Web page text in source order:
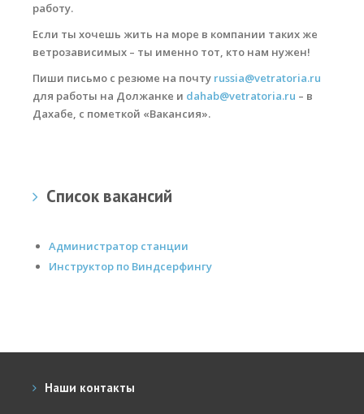
Видео
Места катания
Наши Станции
Ветратория.Египет
Обучение виндсерфингу
работу.
Если ты хочешь жить на море в компании таких же
ветрозависимых – ты именно тот, кто нам нужен!
Пиши письмо с резюме на почту russia@vetratoria.ru
для работы на Должанке и dahab@vetratoria.ru – в
Дахабе, с пометкой «Вакансия».
Список вакансий
Администратор станции
Инструктор по Виндсерфингу
Наши контакты